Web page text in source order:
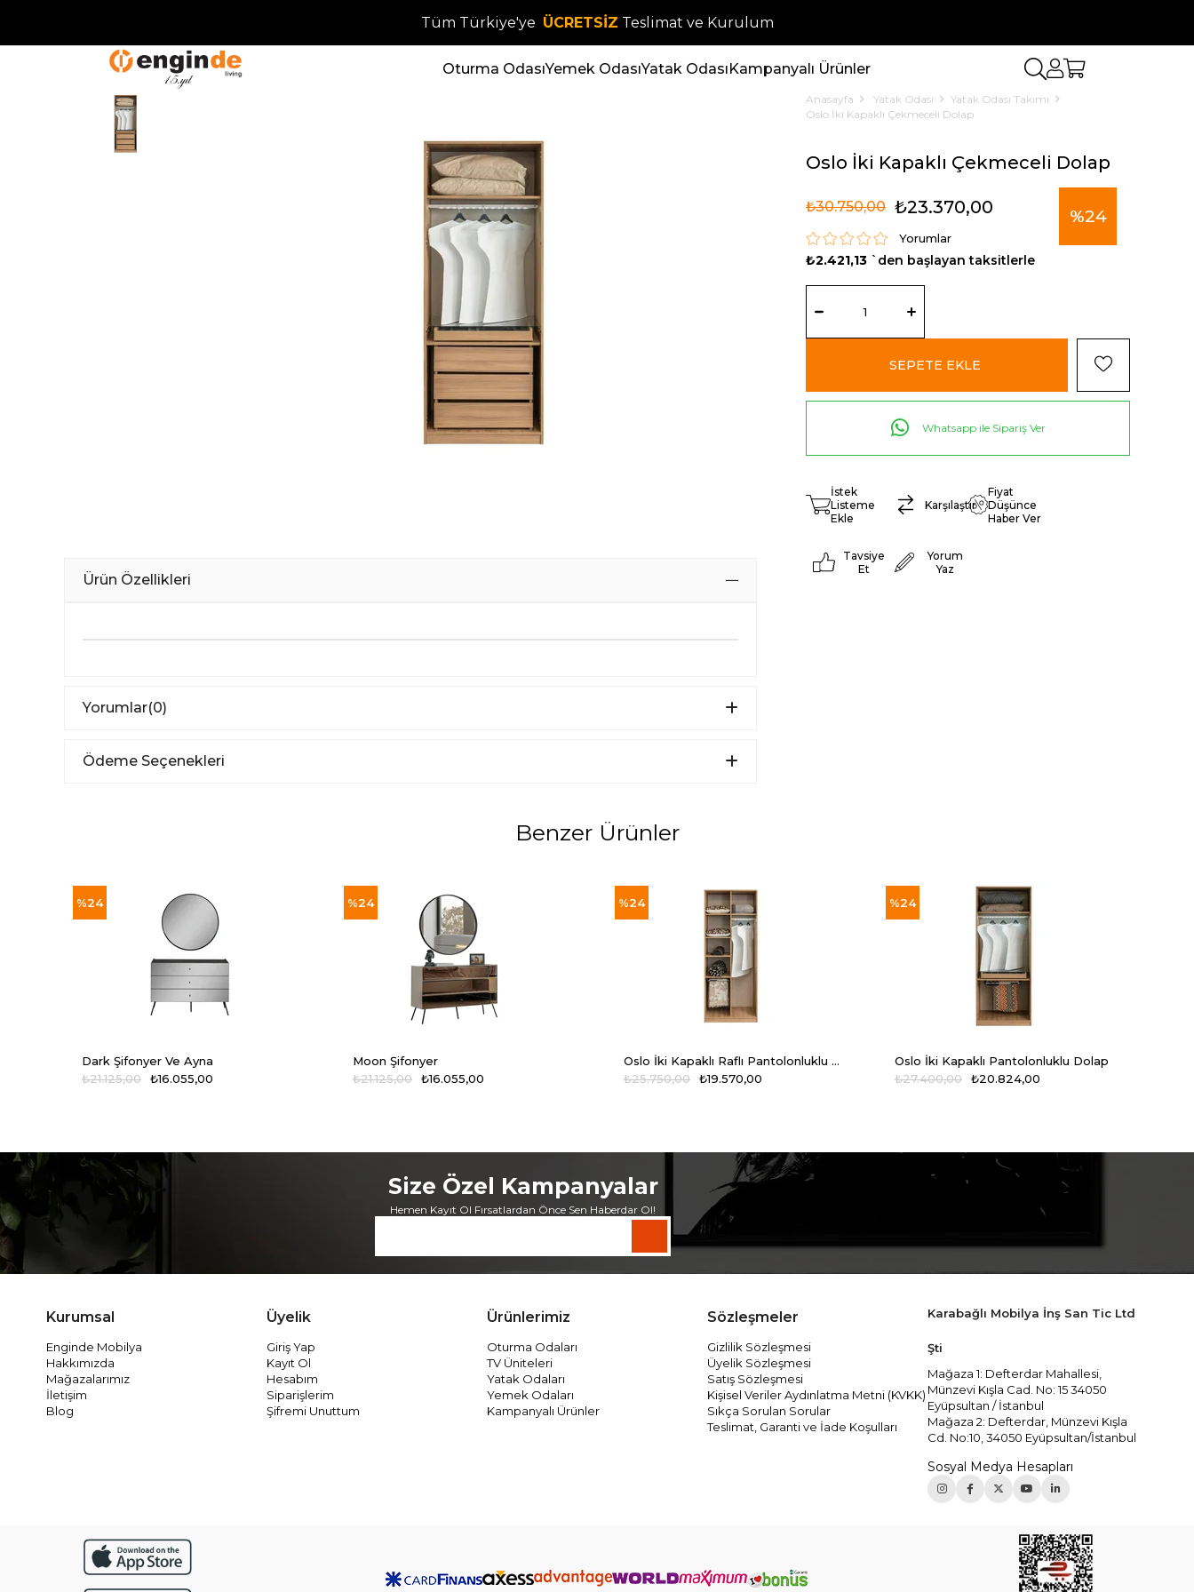
Tüm Türkiye'ye ÜCRETSİZ Teslimat ve Kurulum
Oturma OdasıYemek OdasıYatak OdasıKampanyalı Ürünler
Ürün Özellikleri
Yorumlar(0)
Ödeme Seçenekleri
Anasayfa Yatak Odası
Yatak Odası Takımı
Oslo İki Kapaklı Çekmeceli Dolap
Oslo İki Kapaklı Çekmeceli Dolap
%24
₺30.750,00 ₺23.370,00
Yorumlar
₺2.421,13 `den başlayan taksitlerle
Whatsapp ile Sipariş Ver
İstek
Listeme
Ekle
Karşılaştır
Fiyat
Düşünce
Haber Ver
Tavsiye
Et
Yorum
Yaz
Benzer Ürünler
Dark Şifonyer Ve Ayna
₺16.055,00
₺21.125,00
%24
Moon Şifonyer
₺16.055,00
₺21.125,00
%24
Oslo İki Kapaklı Raflı Pantolonluklu Dolap
₺19.570,00
₺25.750,00
%24
Oslo İki Kapaklı Pantolonluklu Dolap
₺20.824,00
₺27.400,00
%24
Size Özel Kampanyalar
Hemen Kayıt Ol Fırsatlardan Önce Sen Haberdar Ol!
Kurumsal
Enginde Mobilya
Hakkımızda
Mağazalarımız
İletişim
Blog
Üyelik
Giriş Yap
Kayıt Ol
Hesabım
Siparişlerim
Şifremi Unuttum
Ürünlerimiz
Oturma Odaları
TV Üniteleri
Yatak Odaları
Yemek Odaları
Kampanyalı Ürünler
Sözleşmeler
Gizlilik Sözleşmesi
Üyelik Sözleşmesi
Satış Sözleşmesi
Kişisel Veriler Aydınlatma Metni (KVKK)
Sıkça Sorulan Sorular
Teslimat, Garanti ve İade Koşulları
Karabağlı Mobilya İnş San Tic Ltd
Şti
Mağaza 1: Defterdar Mahallesi,
Münzevi Kışla Cad. No: 15 34050
Eyüpsultan / İstanbul
Mağaza 2: Defterdar, Münzevi Kışla
Cd. No:10, 34050 Eyüpsultan/İstanbul
Sosyal Medya Hesapları